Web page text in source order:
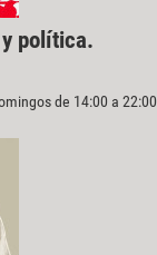
política.
de 14:00 a 22:00